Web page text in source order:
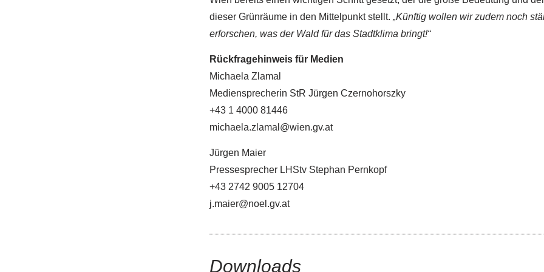
dieser Grünräume in den Mittelpunkt stellt. „Künftig wollen wir zudem noch
erforschen, was der Wald für das Stadtklima bringt!“
Rückfragehinweis für Medien
Michaela Zlamal
Mediensprecherin StR Jürgen Czernohorszky
+43 1 4000 81446
michaela.zlamal@wien.gv.at
Jürgen Maier
Pressesprecher LHStv Stephan Pernkopf
+43 2742 9005 12704
j.maier@noel.gv.at
Downloads